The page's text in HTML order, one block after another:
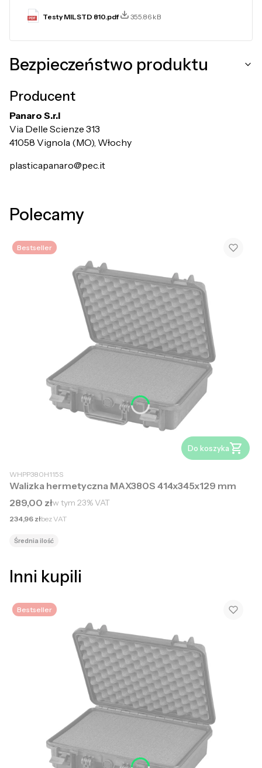
Testy MILSTD 810.pdf 355.86 kB
Bezpieczeństwo produktu
Producent
Panaro S.r.l
Via Delle Scienze 313
41058 Vignola (MO), Włochy
plasticapanaro@pec.it
Polecamy
Bestseller
Do koszyka
WHPP380H115S
Walizka hermetyczna MAX380S 414x345x129 mm
Cena brutto
289,00 złw tym 23%VAT
Cena netto
234,96 złbez VAT
Średnia ilość
Inni kupili
Bestseller